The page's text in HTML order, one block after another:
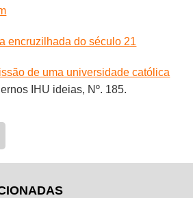
encruzilhada do século 21
de uma universidade católica
IHU ideias, Nº. 185.